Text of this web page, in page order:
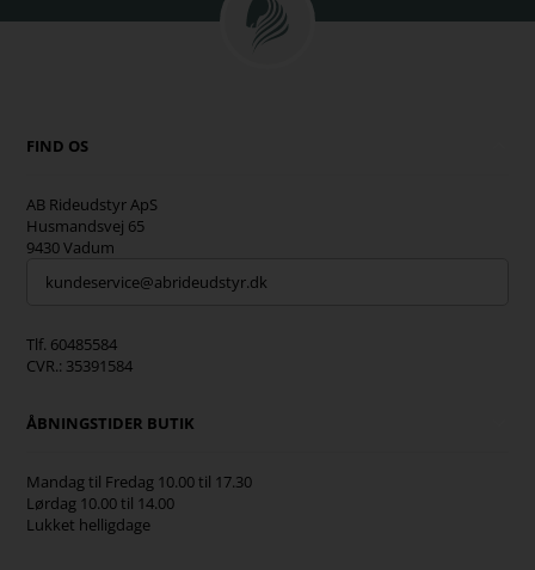
FIND OS
AB Rideudstyr ApS
Husmandsvej 65
9430 Vadum
kundeservice@abrideudstyr.dk
Tlf. 60485584
CVR.: 35391584
ÅBNINGSTIDER BUTIK
Mandag til Fredag 10.00 til 17.30
Lørdag 10.00 til 14.00
Lukket helligdage